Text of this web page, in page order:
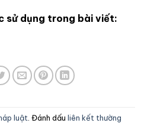
sử dụng trong bài viết:
luật . Đánh dấu liên kết thường